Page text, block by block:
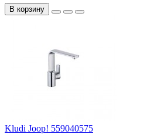
В корзину
Kludi Joop! 559040575